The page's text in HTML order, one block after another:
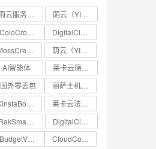
荫云（YINNET）全机房双ISPVPS
AI智能体
国外零丢包
丽萨主机LisaHost美国家庭宽带静态
莱卡云法国双ISPVPS评测巴黎原生住宅